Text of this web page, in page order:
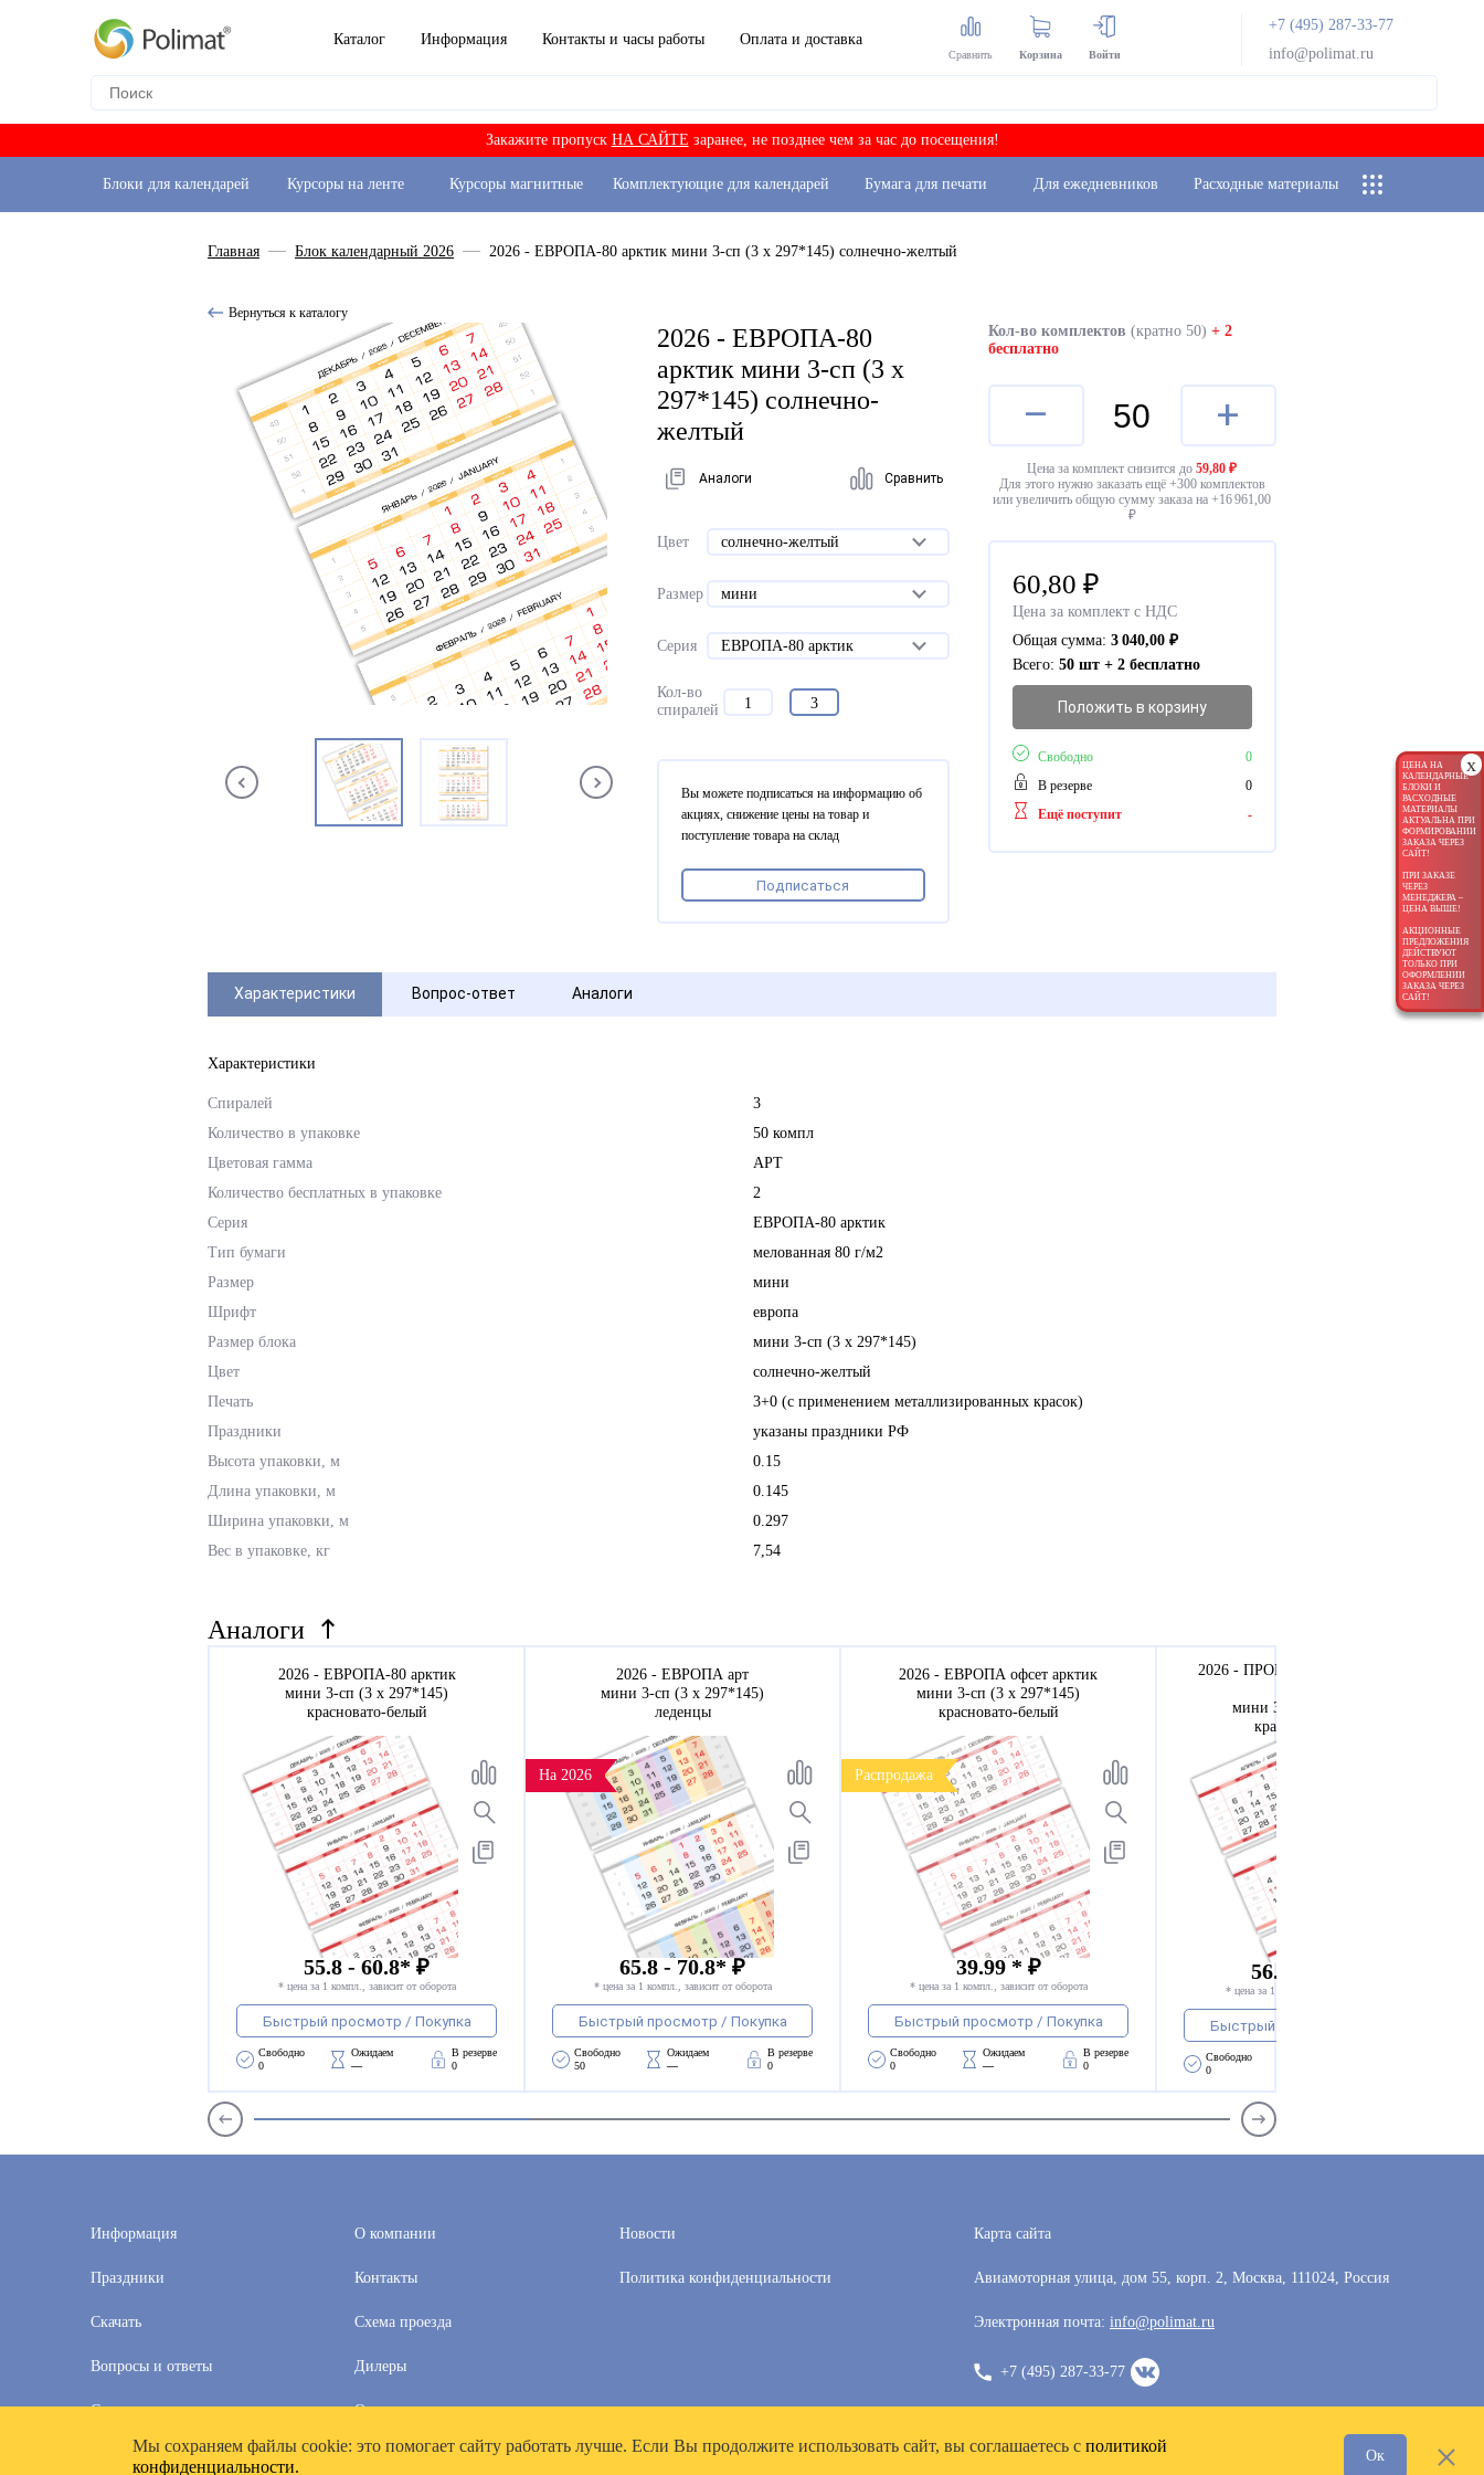
Каталог Информация Контакты и часы работы Оплата и доставка
Сравнить Корзина Войти
+7 (495) 287-33-77
info@polimat.ru
Закажите пропуск НА САЙТЕ заранее, не позднее чем за час до посещения!
Блоки для календарей Курсоры на ленте Курсоры магнитные Комплектующие для календарей Бумага для печати Для ежедневников Расходные материалы
x
ЦЕНА НА
КАЛЕНДАРНЫЕ
БЛОКИ И
РАСХОДНЫЕ
МАТЕРИАЛЫ
АКТУАЛЬНА ПРИ
ФОРМИРОВАНИИ
ЗАКАЗА ЧЕРЕЗ
САЙТ!
ПРИ ЗАКАЗЕ
ЧЕРЕЗ
МЕНЕДЖЕРА –
ЦЕНА ВЫШЕ!
АКЦИОННЫЕ
ПРЕДЛОЖЕНИЯ
ДЕЙСТВУЮТ
ТОЛЬКО ПРИ
ОФОРМЛЕНИИ
ЗАКАЗА ЧЕРЕЗ
САЙТ!
Главная Блок календарный 2026 2026 - ЕВРОПА-80 арктик мини 3-сп (3 х 297*145) солнечно-желтый
Вернуться к каталогу
2026 - ЕВРОПА-80
арктик мини 3-сп (3 х
297*145) солнечно-
желтый
Аналоги Сравнить
Цвет солнечно-желтый
Размер мини
Серия ЕВРОПА-80 арктик
Кол-во
спиралей
1 3
Кол-во комплектов (кратно 50) + 2
бесплатно
– +
Цена за комплект снизится до59,80 ₽
Для этого нужно заказать ещё +300комплектов
или увеличить общую сумму заказа на +16 961,00
₽
60,80 ₽
Цена за комплект с НДС
Общая сумма: 3 040,00₽
Всего: 50 шт + 2 бесплатно
Положить в корзину
Свободно
0
В резерве
0
Ещё поступит
-
Вы можете подписаться на информацию об
акциях, снижение цены на товар и
поступление товара на склад
Подписаться
Характеристики Вопрос-ответ Аналоги
Характеристики
Спиралей
3
Количество в упаковке
50 компл
Цветовая гамма
АРТ
Количество бесплатных в упаковке
2
Серия
ЕВРОПА-80 арктик
Тип бумаги
мелованная 80 г/м2
Размер
мини
Шрифт
европа
Размер блока
мини 3-сп (3 х 297*145)
Цвет
солнечно-желтый
Печать
3+0 (с применением металлизированных красок)
Праздники
указаны праздники РФ
Высота упаковки, м
0.15
Длина упаковки, м
0.145
Ширина упаковки, м
0.297
Вес в упаковке, кг
7,54
Аналоги
2026 - ЕВРОПА-80 арктик
мини 3-сп (3 х 297*145)
красновато-белый
55.8 - 60.8* ₽
* цена за 1 компл., зависит от оборота
Быстрый просмотр / Покупка
Свободно
0
Ожидаем
—
В резерве
0
На 2026
2026 - ЕВРОПА арт
мини 3-сп (3 х 297*145)
леденцы
65.8 - 70.8* ₽
* цена за 1 компл., зависит от оборота
Быстрый просмотр / Покупка
Свободно
50
Ожидаем
—
В резерве
0
Распродажа
2026 - ЕВРОПА офсет арктик
мини 3-сп (3 х 297*145)
красновато-белый
39.99 * ₽
* цена за 1 компл., зависит от оборота
Быстрый просмотр / Покупка
Свободно
0
Ожидаем
—
В резерве
0
2026 - ПРОИЗВОДСТВЕННЫЕ-80
мини 3-сп (3 х 297*145)
красновато-белый
56.8 - 61.8* ₽
* цена за 1 компл., зависит от оборота
Быстрый просмотр / Покупка
Свободно
0
Информация
Праздники
Скачать
Вопросы и ответы
Скидки
О компании
Контакты
Схема проезда
Дилеры
Оплата и доставка
Новости
Политика конфиденциальности
Карта сайта
Авиамоторная улица, дом 55, корп. 2, Москва, 111024, Россия
Электронная почта: info@polimat.ru
+7 (495) 287-33-77
2020–2026 © Компания «Полимат»: ООО «Все для календарей», ИНН 7718300356
Мы cохраняем файлы cookie: это помогает сайту работать лучше. Если Вы продолжите использовать сайт, вы соглашаетесь с политикой
конфиденциальности.
Ок